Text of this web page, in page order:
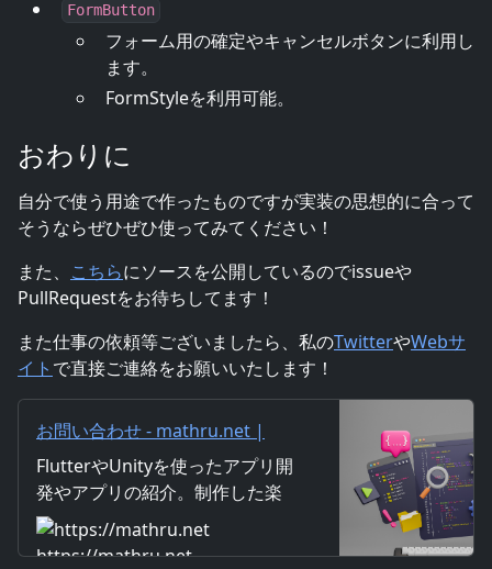
FormButton
フォーム用の確定やキャンセルボタンに利用し
ます。
FormStyleを利用可能。
おわりに
自分で使う用途で作ったものですが実装の思想的に合って
そうならぜひぜひ使ってみてください！
また、 こちらにソースを公開しているのでissueや
PullRequestをお待ちしてます！
また仕事の依頼等ございましたら、私のTwitterやWebサ
イト で直接ご連絡をお願いいたします！
お問い合わせ - mathru.net |
Flutter/Unityによるアプリ開発/
楽曲・映像制作/素材配布
FlutterやUnityを使ったアプリ開
発やアプリの紹介。制作した楽
曲・映像の紹介。画像や映像素
材の配布。仕事の受注なども行
https://mathru.net